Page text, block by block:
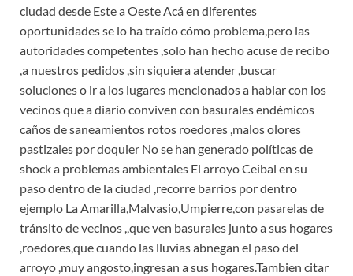
ciudad desde Este a Oeste Acá en diferentes
oportunidades se lo ha traído cómo problema,pero las
autoridades competentes ,solo han hecho acuse de recibo
,a nuestros pedidos ,sin siquiera atender ,buscar
soluciones o ir a los lugares mencionados a hablar con los
vecinos que a diario conviven con basurales endémicos
caños de saneamientos rotos roedores ,malos olores
pastizales por doquier No se han generado políticas de
shock a problemas ambientales El arroyo Ceibal en su
paso dentro de la ciudad ,recorre barrios por dentro
ejemplo La Amarilla,Malvasio,Umpierre,con pasarelas de
tránsito de vecinos ,,que ven basurales junto a sus hogares
,roedores,que cuando las lluvias abnegan el paso del
arroyo ,muy angosto,ingresan a sus hogares.Tambien citar